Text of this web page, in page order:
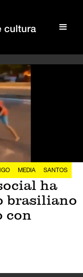
MEDIA SANTOS
ha
brasiliano
con